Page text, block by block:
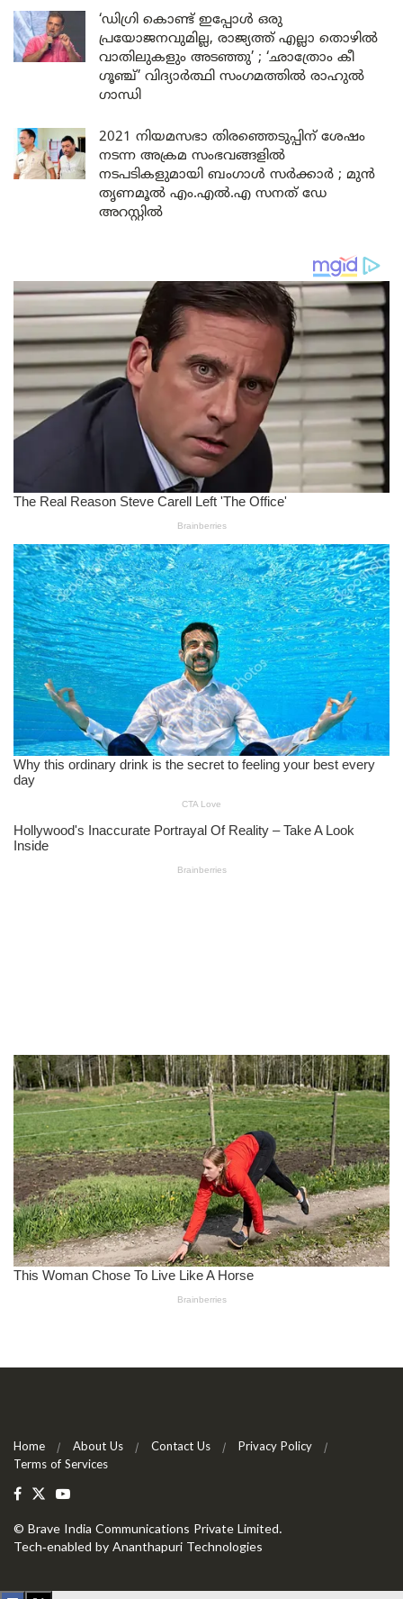
‘ഡിഗ്രി കൊണ്ട് ഇപ്പോൾ ഒരു
പ്രയോജനവുമില്ല, രാജ്യത്ത് എല്ലാ തൊഴിൽ
വാതിലുകളും അടഞ്ഞു’ ; ‘ഛാത്രോം കീ
ഗൂഞ്ച്’ വിദ്യാർത്ഥി സംഗമത്തിൽ രാഹുൽ
ഗാന്ധി
2021 നിയമസഭാ തിരഞ്ഞെടുപ്പിന് ശേഷം
നടന്ന അക്രമ സംഭവങ്ങളിൽ
നടപടികളുമായി ബംഗാൾ സർക്കാർ ; മുൻ
തൃണമൂൽ എം.എൽ.എ സനത് ഡേ
അറസ്റ്റിൽ
Home About Us Contact Us
Privacy Policy
Terms of Services
© Brave India Communications Private Limited.
Tech-enabled by Ananthapuri Technologies